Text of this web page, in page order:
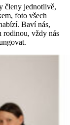
členy jednotlivě,
foto všech
Baví nás,
rodinou, vždy nás